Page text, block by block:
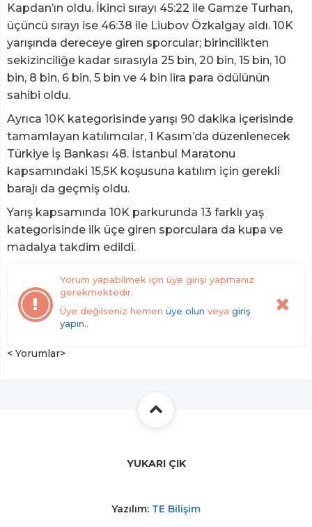
Kapdan’ın oldu. İkinci sırayı 45:22 ile Gamze Turhan,
üçüncü sırayı ise 46:38 ile Liubov Özkalgay aldı. 10K
yarışında dereceye giren sporcular; birincilikten
sekizinciliğe kadar sırasıyla 25 bin, 20 bin, 15 bin, 10
bin, 8 bin, 6 bin, 5 bin ve 4 bin lira para ödülünün
sahibi oldu.
Ayrıca 10K kategorisinde yarışı 90 dakika içerisinde
tamamlayan katılımcılar, 1 Kasım’da düzenlenecek
Türkiye İş Bankası 48. İstanbul Maratonu
kapsamındaki 15,5K koşusuna katılım için gerekli
barajı da geçmiş oldu.
Yarış kapsamında 10K parkurunda 13 farklı yaş
kategorisinde ilk üçe giren sporculara da kupa ve
madalya takdim edildi.
Yorum yapabilmek için üye girişi yapmanız
gerekmektedir.
Üye değilseniz hemen üye olun veya giriş
yapın..
< Yorumlar>
YUKARI ÇIK
Yazılım: TE Bilişim